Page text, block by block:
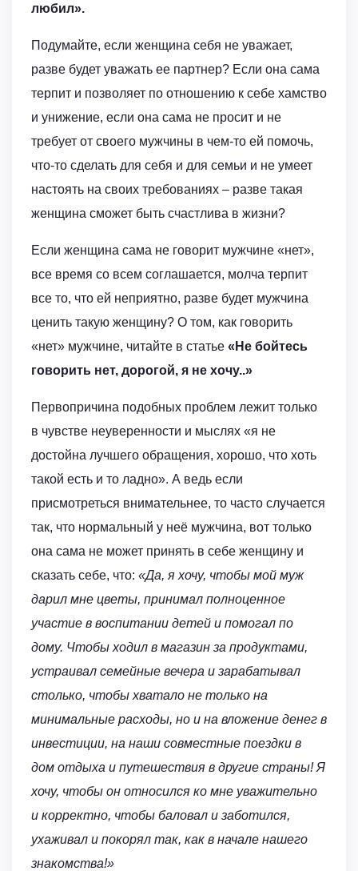
любил».
Подумайте, если женщина себя не уважает,
разве будет уважать ее партнер? Если она сама
терпит и позволяет по отношению к себе хамство
и унижение, если она сама не просит и не
требует от своего мужчины в чем-то ей помочь,
что-то сделать для себя и для семьи и не умеет
настоять на своих требованиях – разве такая
женщина сможет быть счастлива в жизни?
Если женщина сама не говорит мужчине «нет»,
все время со всем соглашается, молча терпит
все то, что ей неприятно, разве будет мужчина
ценить такую женщину? О том, как говорить
«нет» мужчине, читайте в статье «Не бойтесь
говорить нет, дорогой, я не хочу..»
Первопричина подобных проблем лежит только
в чувстве неуверенности и мыслях «я не
достойна лучшего обращения, хорошо, что хоть
такой есть и то ладно». А ведь если
присмотреться внимательнее, то часто случается
так, что нормальный у неё мужчина, вот только
она сама не может принять в себе женщину и
сказать себе, что: «Да, я хочу, чтобы мой муж
дарил мне цветы, принимал полноценное
участие в воспитании детей и помогал по
дому. Чтобы ходил в магазин за продуктами,
устраивал семейные вечера и зарабатывал
столько, чтобы хватало не только на
минимальные расходы, но и на вложение денег в
инвестиции, на наши совместные поездки в
дом отдыха и путешествия в другие страны! Я
хочу, чтобы он относился ко мне уважительно
и корректно, чтобы баловал и заботился,
ухаживал и покорял так, как в начале нашего
знакомства!»